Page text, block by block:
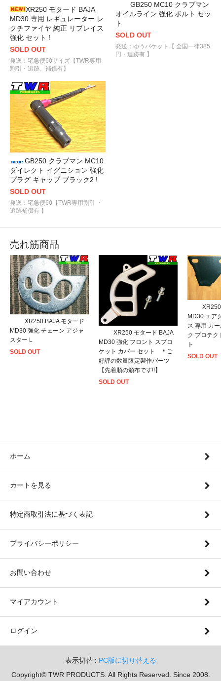
XR250 モタード BAJA
MD30 専用 レギュレーター レ
クチファイヤ 純正 リプレイス
強化 セット !
SOLD OUT
発送：宅急便60サイズ【TWR専用
割引・追跡、補償有】
GB250 MC10 クラブマン
オイルライン 強化 ボルト セッ
ト
SOLD OUT
発送：ゆうパケット【 全国一律385
円・追跡有 】
GB250 クラブマン MC10
ダイレクト イグニション 強化
プラグ キャップ ブラック2 !
SOLD OUT
発送：宅急便60【TWR専用割引 ・
追跡補償有 】
売れ筋商品
XR250 BAJA モタード
MD30 強化 チェーン アジャ
スター L
SOLD OUT
XR250 モタード BAJA
MD30 強化 フロント スプロ
ケット カバー セット ＊ご
好評の数量限定製作パーツ
【先着順の頒布です!!】
SOLD OUT
MD30 エア
ス 専用 カ
ク プロテク
ト
SOLD OUT
ホーム
カートを見る
特定商取引法に基づく表記
プライバシーポリシー
お問い合わせ
マイアカウント
ログイン
表示切替 : PC版に切り替える
Copyright© TWR PRODUCTS. All Rights Reserved. Since 2008.